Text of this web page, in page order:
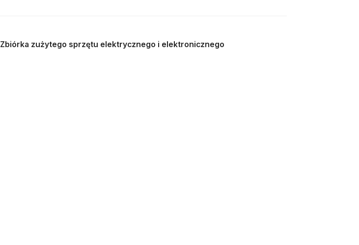
Zbiórka zużytego sprzętu elektrycznego i elektronicznego